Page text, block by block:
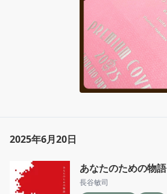
2025年6月20日
あなたのための物語
長谷敏司